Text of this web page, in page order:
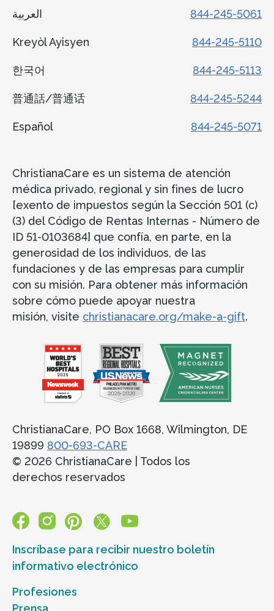
844-245-5061
Kreyòl Ayisyen 844-245-5110
한국어 844-245-5113
普通話/普通话 844-245-5244
Español 844-245-5071
ChristianaCare es un sistema de atención
médica privado, regional y sin fines de lucro
[exento de impuestos según la Sección 501 (c)
(3) del Código de Rentas Internas - Número de
ID 51-0103684] que confía, en parte, en la
generosidad de los individuos, de las
fundaciones y de las empresas para cumplir
con su misión. Para obtener más información
sobre cómo puede apoyar nuestra
misión, visite christianacare.org/make-a-gift.
ChristianaCare, PO Box 1668, Wilmington, DE
19899 800-693-CARE
© 2026 ChristianaCare | Todos los
derechos reservados
Inscríbase para recibir nuestro boletín
informativo electrónico
Profesiones
Prensa